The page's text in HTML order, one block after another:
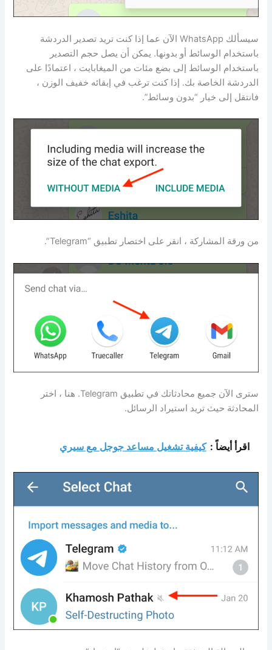
سيسألك WhatsApp الآن عما إذا كنت تريد تصدير الدردشة
باستخدام الوسائط أو بدونها. يمكن أن يصل حجم التصدير
باستخدام الوسائط إلى بضع مئات من الميغابايت ، اعتمادًا على
الدردشة الخاصة بك. إذا كنت ترغب في إبقائه خفيف الوزن ،
فانتقل إلى خيار “بدون وسائط”.
من ورقة المشاركة ، انقر على اختصار تطبيق “Telegram”.
سترى الآن جميع محادثاتك في تطبيق Telegram. هنا ، اختر
المحادثة حيث تريد استيراد الرسائل.
اقرأ أيضاً : كيفية تشغيل مساعد جوجل مع سيري